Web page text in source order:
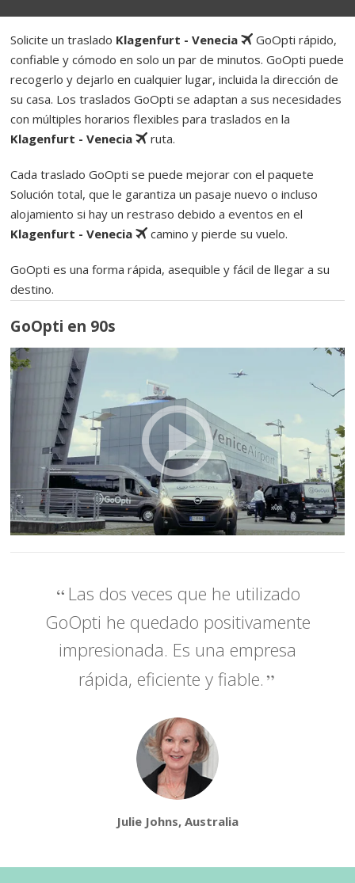
Solicite un traslado Klagenfurt - Venecia
GoOpti rápido,
confiable y cómodo en solo un par de minutos. GoOpti puede
recogerlo y dejarlo en cualquier lugar, incluida la dirección de
su casa. Los traslados GoOpti se adaptan a sus necesidades
con múltiples horarios flexibles para traslados en la
Klagenfurt - Venecia
ruta.
Cada traslado GoOpti se puede mejorar con el paquete
Solución total, que le garantiza un pasaje nuevo o incluso
alojamiento si hay un restraso debido a eventos en el
Klagenfurt - Venecia
camino y pierde su vuelo.
GoOpti es una forma rápida, asequible y fácil de llegar a su
destino.
GoOpti en 90s
Las dos veces que he utilizado
GoOpti he quedado positivamente
impresionada. Es una empresa
rápida, eficiente y fiable.
Julie Johns, Australia